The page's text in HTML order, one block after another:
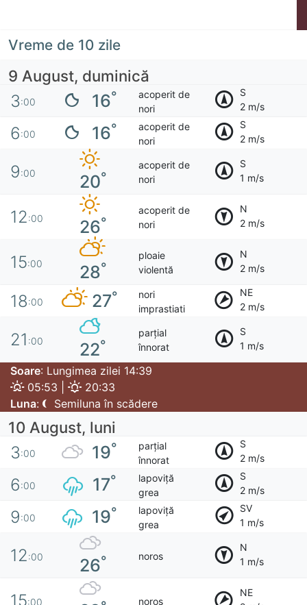
Vreme de 10 zile
9 August, duminică
3:00 16°
acoperit de
nori
S
2 m/s
6:00 16°
acoperit de
nori
S
2 m/s
9:00 20°
acoperit de
nori
S
1 m/s
12:00 26°
acoperit de
nori
N
2 m/s
15:00 28°
ploaie
violentă
N
2 m/s
18:00 27°
nori
imprastiati
NE
2 m/s
21 :00 22°
parțial
înnorat
S
1 m/s
Soare: Lungimea zilei 14:39
05:53 |
20:33
Luna: Semiluna în scădere
10 August, luni
3:00 19°
parțial
înnorat
S
2 m/s
6:00 17°
lapoviță
grea
S
2 m/s
9:00 19°
lapoviță
grea
SV
1 m/s
12:00 26° noros
N
1 m/s
15:00 noros
NE